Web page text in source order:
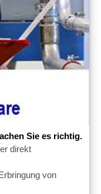
Sie es richtig.
direkt
von